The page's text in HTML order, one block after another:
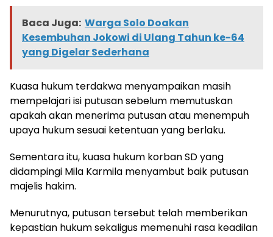
Baca Juga: Warga Solo Doakan
Kesembuhan Jokowi di Ulang Tahun ke-64
yang Digelar Sederhana
Kuasa hukum terdakwa menyampaikan masih
mempelajari isi putusan sebelum memutuskan
apakah akan menerima putusan atau menempuh
upaya hukum sesuai ketentuan yang berlaku.
Sementara itu, kuasa hukum korban SD yang
didampingi Mila Karmila menyambut baik putusan
majelis hakim.
Menurutnya, putusan tersebut telah memberikan
kepastian hukum sekaligus memenuhi rasa keadilan